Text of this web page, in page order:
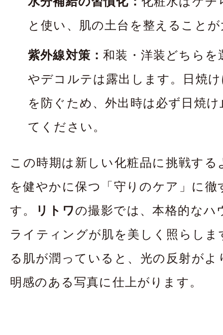
と使い、肌の土台を整えること
紫外線対策：和装・洋装どちらを
やデコルテは露出します。日焼
を防ぐため、外出時は必ず日焼
てください。
この時期は新しい化粧品に挑戦す
を健やかに保つ「守りのケア」に徹
す。
リトワの撮影では、本格的なハ
ライティングが肌を美しく照らしま
る肌が潤っていると、光の反射が
明感のある写真に仕上がります。